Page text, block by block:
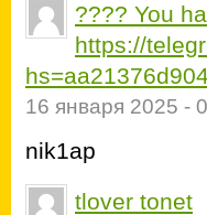
???? You
https://
16 января 2025 -
nik1ap
tlover tonet